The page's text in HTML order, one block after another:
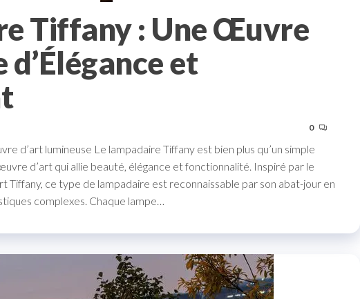
Tiffany : Une Œuvre
d’Élégance et
0
d’art lumineuse Le lampadaire Tiffany est bien plus qu’un simple
d’art qui allie beauté, élégance et fonctionnalité. Inspiré par le
Tiffany, ce type de lampadaire est reconnaissable par son abat-jour en
complexes. Chaque lampe…